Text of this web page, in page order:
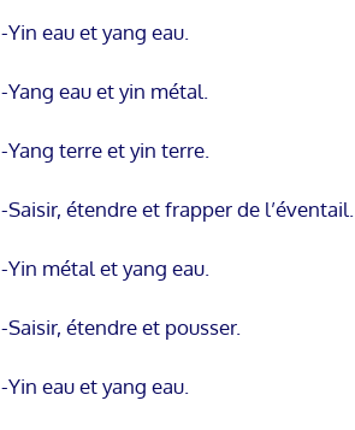
-Yin eau et yang eau.
-Yang eau et yin métal.
-Yang terre et yin terre.
-Saisir, étendre et frapper de l’éventail.
-Yin métal et yang eau.
-Saisir, étendre et pousser.
-Yin eau et yang eau.